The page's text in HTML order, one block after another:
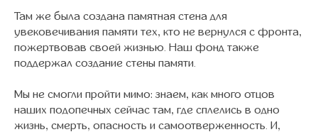
Там же была создана памятная стена для
увековечивания памяти тех, кто не вернулся с фронта,
пожертвовав своей жизнью. Наш фонд также
поддержал создание стены памяти.
Мы не смогли пройти мимо: знаем, как много отцов
наших подопечных сейчас там, где сплелись в одно
жизнь, смерть, опасность и самоотверженность. И,